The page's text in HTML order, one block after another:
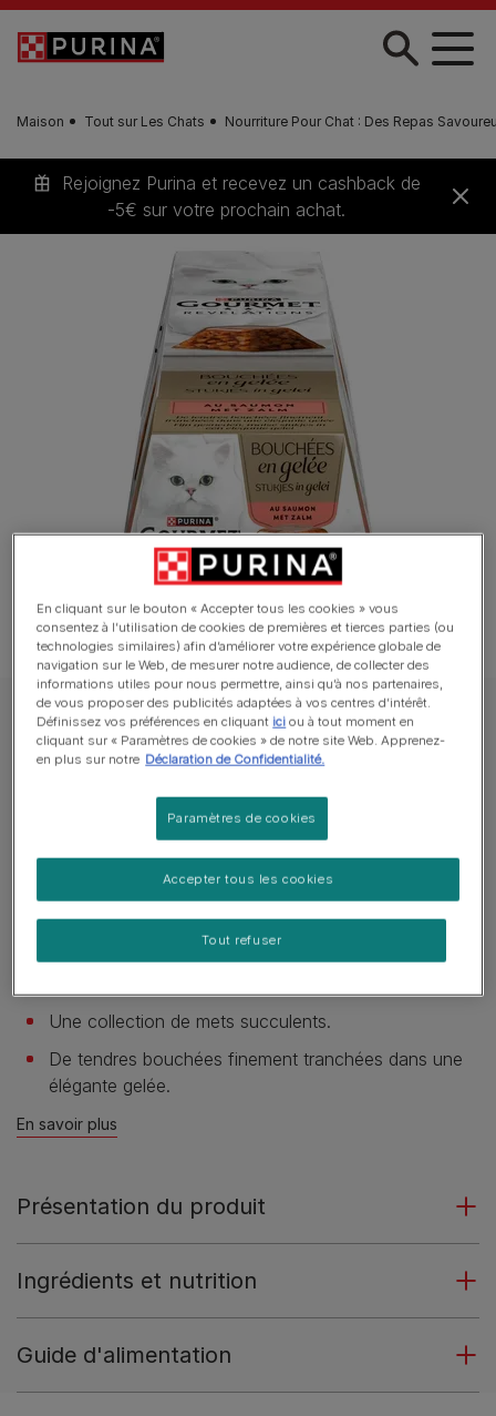
Skip to main content
Maison Tout sur Les Chats Nourriture Pour Chat : Des Repas
Rejoignez Purina et recevez un cashback de
-5€ sur votre prochain achat.
GOURMET™ Chat Alimentation Humide
GOURMET™ REVELATIONS™ au Saumon -
Tailles disponibles​ : 4x57 g
Des portions dans un emballage unique en forme de
pyramide .
Une forme parfaite pour révéler un moment
Une collection de mets succulents.
De tendres bouchées finement tranchées dans une
élégante gelée.
En savoir plus
Présentation du produit
Ingrédients et nutrition
Guide d'alimentation
En cliquant sur le bouton « Accepter tous les cookies » vous
consentez à l’utilisation de cookies de premières et tierces parties (ou
technologies similaires) afin d’améliorer votre expérience globale de
navigation sur le Web, de mesurer notre audience, de collecter des
informations utiles pour nous permettre, ainsi qu’à nos partenaires,
de vous proposer des publicités adaptées à vos centres d’intérêt.
Définissez vos préférences en cliquant ici ou à tout moment en
cliquant sur « Paramètres de cookies » de notre site Web. Apprenez-
en plus sur notre Déclaration de Confidentialité.
Paramètres de cookies
Tout refuser
Accepter tous les cookies